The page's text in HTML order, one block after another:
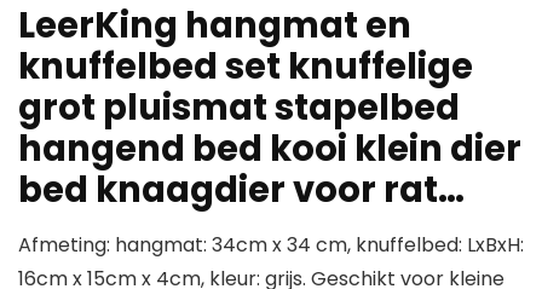
LeerKing hangmat en
knuffelbed set knuffelige
grot pluismat stapelbed
hangend bed kooi klein dier
bed knaagdier voor rat…
Afmeting: hangmat: 34cm x 34 cm, knuffelbed: LxBxH:
16cm x 15cm x 4cm, kleur: grijs. Geschikt voor kleine